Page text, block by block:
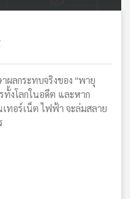
ผลกระทบจริงของ "พายุ
ทั้งโลกในอดีต และหาก
ทอร์เน็ต ไฟฟ้า จะล่มสลาย